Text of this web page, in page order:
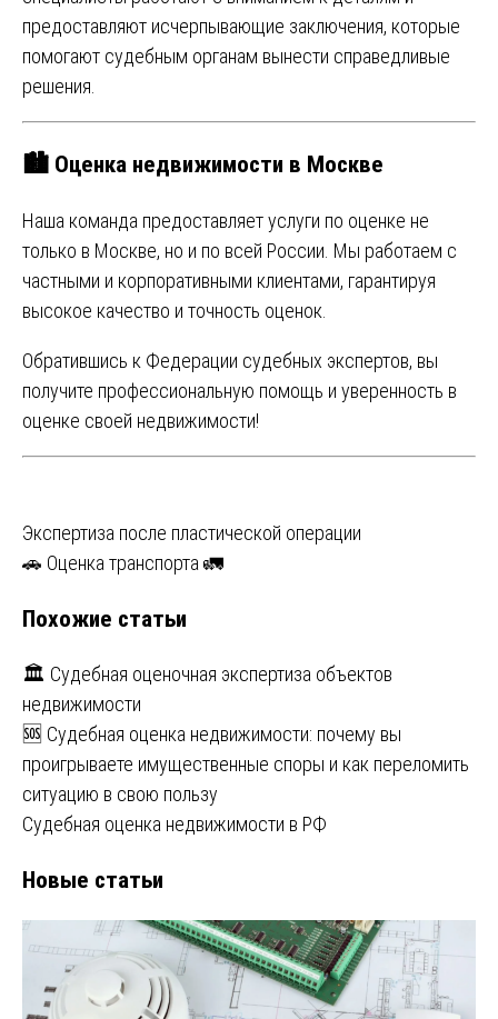
предоставляют исчерпывающие заключения, которые
помогают судебным органам вынести справедливые
решения.
🏙️ Оценка недвижимости в Москве
Наша команда предоставляет услуги по оценке не
только в Москве, но и по всей России. Мы работаем с
частными и корпоративными клиентами, гарантируя
высокое качество и точность оценок.
Обратившись к Федерации судебных экспертов, вы
получите профессиональную помощь и уверенность в
оценке своей недвижимости!
Навигация
записям
Экспертиза после пластической операции
🚗 Оценка транспорта 🚛
Похожие статьи
🏛️ Судебная оценочная экспертиза объектов
недвижимости
🆘 Судебная оценка недвижимости: почему вы
проигрываете имущественные споры и как переломить
ситуацию в свою пользу
Судебная оценка недвижимости в РФ
Новые статьи